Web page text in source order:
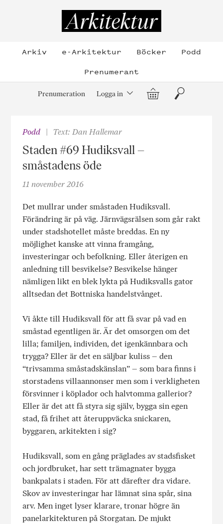
Arkiv e-Arkitektur Böcker
Podd
Prenumerant
Prenumeration Logga in Varukorg
Sök
Podd Text: Dan Hallemar
Staden #69 Hudiksvall –
småstadens öde
11 november 2016
Det mullrar under småstaden Hudiksvall.
Förändring är på väg. Järnvägsrälsen som går rakt
under stadshotellet måste breddas. En ny
möjlighet kanske att vinna framgång,
investeringar och befolkning. Eller återigen en
anledning till besvikelse? Besvikelse hänger
nämligen likt en blek lykta på Hudiksvalls gator
alltsedan det Bottniska handelstvånget.
Vi åkte till Hudiksvall för att få svar på vad en
småstad egentligen är. Är det omsorgen om det
lilla; familjen, individen, det igenkännbara och
trygga? Eller är det en säljbar kuliss – den
“trivsamma småstadskänslan” – som bara finns i
storstadens villaannonser men som i verkligheten
försvinner i köplador och halvtomma gallerior?
Eller är det att få styra sig själv, bygga sin egen
stad, få frihet att återuppväcka snickaren,
byggaren, arkitekten i sig?
Hudiksvall, som en gång präglades av stadsfisket
och jordbruket, har sett trämagnater bygga
bankpalats i staden. För att därefter dra vidare.
Skov av investeringar har lämnat sina spår, sina
arv. Men inget lyser klarare, tronar högre än
panelarkitekturen på Storgatan. De mjukt